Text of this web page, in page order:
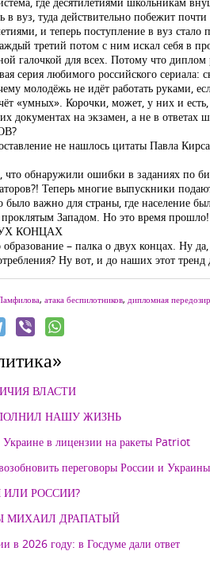
в вуз, туда действительно побежит
и теперь поступление в вуз
третий потом с ним искал себя в
галочкой для всех. Потому что
серия любимого российского сериала:
молодёжь не идёт работать
«умных». Корочки, может, у них и
документах на экзамен, а не в ответах
не нашлось цитаты Павла
обнаружили ошибки в заданиях по
Теперь многие выпускники
было важно для страны, где население
Западом. Но это время
КОНЦАХ
– палка о двух концах. Ну
Ну вот, и до наших этот
, атака беспилотников, дипломная
ВЛАСТИ
НАШУ ЖИЗНЬ
Украине в лицензии на ракеты Patriot
переговоры России и Украины
РОССИИ?
МИХАИЛ ДРАПАТЫЙ
в 2026 году: в Госдуме дали ответ